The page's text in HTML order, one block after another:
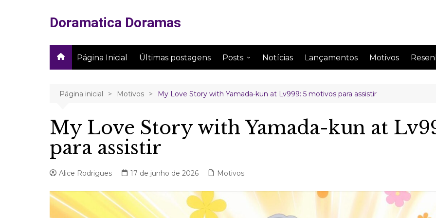
Doramatica Doramas
Página Inicial Últimas postagens Posts
Comentando
Impressão semanal
Notícias Lançamentos Motivos
Página inicial Motivos My Love Story with Yamada-kun at Lv999: 5 motivos para assistir
My Love Story with Yamada-kun at
para assistir
Alice Rodrigues 17 de junho de 2026 Motivos